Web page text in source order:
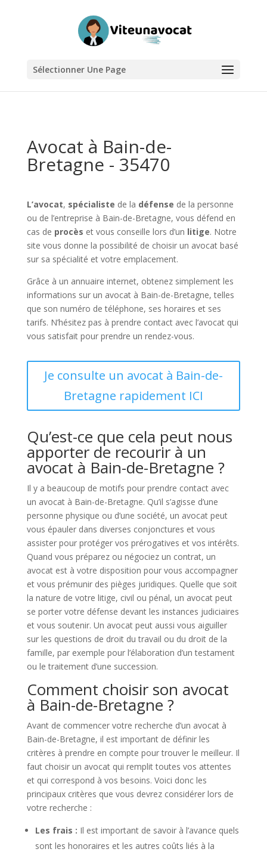
Sélectionner Une Page
Avocat à Bain-de-
Bretagne - 35470
L’avocat, spécialiste de la défense de la personne
ou de l’entreprise à Bain-de-Bretagne, vous défend en
cas de procès et vous conseille lors d’un litige. Notre
site vous donne la possibilité de choisir un avocat basé
sur sa spécialité et votre emplacement.
Grâce à un annuaire internet, obtenez simplement les
informations sur un avocat à Bain-de-Bretagne, telles
que son numéro de téléphone, ses horaires et ses
tarifs. N’hésitez pas à prendre contact avec l’avocat qui
vous satisfait pour prendre un rendez-vous.
Je consulte un avocat à Bain-de-
Bretagne rapidement ICI
Qu’est-ce que cela peut nous
apporter de recourir à un
avocat à Bain-de-Bretagne ?
Il y a beaucoup de motifs pour prendre contact avec
un avocat à Bain-de-Bretagne. Qu’il s’agisse d’une
personne physique ou d’une société, un avocat peut
vous épauler dans diverses conjonctures et vous
assister pour protéger vos prérogatives et vos intérêts.
Quand vous préparez ou négociez un contrat, un
avocat est à votre disposition pour vous accompagner
et vous prémunir des pièges juridiques. Quelle que soit
la nature de votre litige, civil ou pénal, un avocat peut
se porter votre défense devant les instances judiciaires
et vous soutenir. Un avocat peut aussi vous aiguiller
sur les questions de droit du travail ou du droit de la
famille, par exemple pour l’élaboration d’un testament
ou le traitement d’une succession.
Comment choisir son avocat
à Bain-de-Bretagne ?
Avant de commencer votre recherche d’un avocat à
Bain-de-Bretagne, il est important de définir les
critères à prendre en compte pour trouver le meilleur. Il
faut choisir un avocat qui remplit toutes vos attentes
et qui correspond à vos besoins. Voici donc les
principaux critères que vous devrez considérer lors de
votre recherche :
Les frais : Il est important de savoir à l’avance quels
sont les honoraires et les autres coûts liés à la